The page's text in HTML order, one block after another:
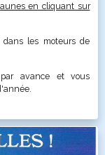
en cliquant sur
dans les moteurs de
par avance et vous